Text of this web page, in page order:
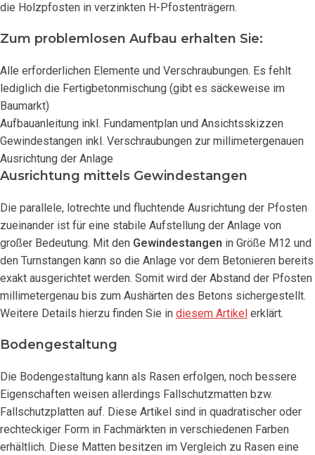
die Holzpfosten in verzinkten H-Pfostenträgern.
Zum problemlosen Aufbau erhalten Sie:
Alle erforderlichen Elemente und Verschraubungen. Es fehlt
lediglich die Fertigbetonmischung (gibt es säckeweise im
Baumarkt)
Aufbauanleitung inkl. Fundamentplan und Ansichtsskizzen
Gewindestangen inkl. Verschraubungen zur millimetergenauen
Ausrichtung der Anlage
Ausrichtung mittels Gewindestangen
Die parallele, lotrechte und fluchtende Ausrichtung der Pfosten
zueinander ist für eine stabile Aufstellung der Anlage von
großer Bedeutung. Mit den Gewindestangen in Größe M12 und
den Turnstangen kann so die Anlage vor dem Betonieren bereits
exakt ausgerichtet werden. Somit wird der Abstand der Pfosten
millimetergenau bis zum Aushärten des Betons sichergestellt.
Weitere Details hierzu finden Sie in diesem Artikel erklärt.
Bodengestaltung
Die Bodengestaltung kann als Rasen erfolgen, noch bessere
Eigenschaften weisen allerdings Fallschutzmatten bzw.
Fallschutzplatten auf. Diese Artikel sind in quadratischer oder
rechteckiger Form in Fachmärkten in verschiedenen Farben
erhältlich. Diese Matten besitzen im Vergleich zu Rasen eine